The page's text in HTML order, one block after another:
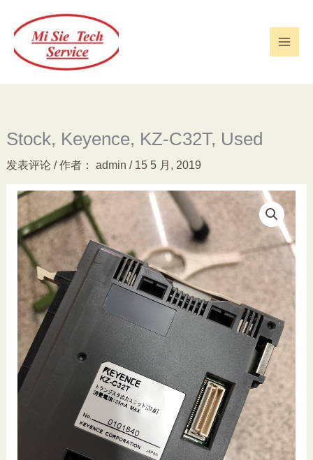
Stock, Keyence, KZ-C32T, Used
发表评论 / 作者： admin / 15 5 月, 2019